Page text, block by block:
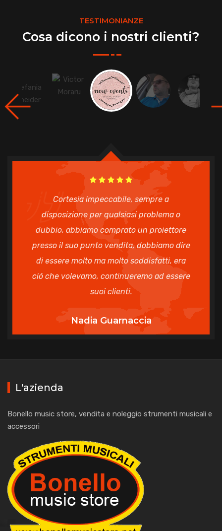
TESTIMONIANZE
Cosa dicono i nostri clienti?
Cortesia impeccabile, sempre a
disposizione per qualsiasi problema o
dubbio, abbiamo comprato un proiettore
presso il suo punto vendita, dobbiamo dire
di essere molto ma molto soddisfatti, era
ció che volevamo, continueremo ad essere
suoi clienti.
Nadia Guarnaccia
L'azienda
Bonello music store, vendita e noleggio strumenti musicali e
accessori